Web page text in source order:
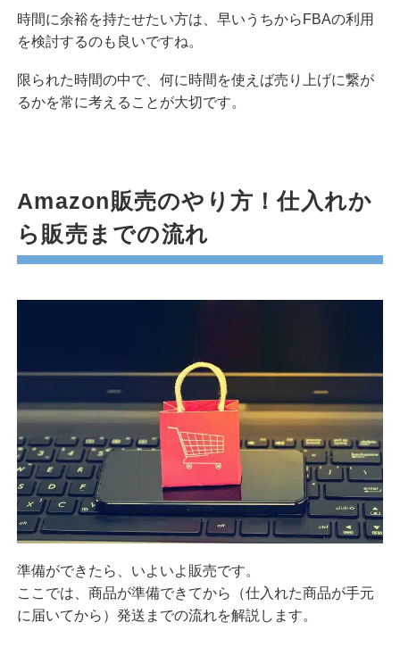
時間に余裕を持たせたい方は、早いうちからFBAの利用
を検討するのも良いですね。
限られた時間の中で、何に時間を使えば売り上げに繋が
るかを常に考えることが大切です。
Amazon販売のやり方！仕入れか
ら販売までの流れ
準備ができたら、いよいよ販売です。
ここでは、商品が準備できてから（仕入れた商品が手元
に届いてから）発送までの流れを解説します。